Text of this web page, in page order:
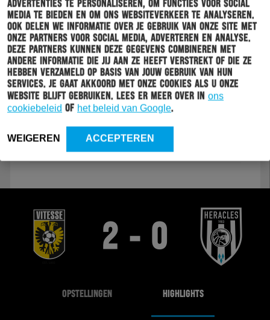
advertenties te personaliseren, om functies voor social
media te bieden en om ons websiteverkeer te analyseren.
Ook delen we informatie over je gebruik van onze site met
onze partners voor social media, adverteren en analyse.
Deze partners kunnen deze gegevens combineren met
andere informatie die jij aan ze heeft verstrekt of die ze
hebben verzameld op basis van jouw gebruik van hun
services. Je gaat akkoord met onze cookies als u onze
website blijft gebruiken. Lees er meer over in ons
cookiebeleid of het beleid van Google.
WEIGEREN ACCEPTEREN
PSV
15 Jong FC Utrecht 0
16 FC Volendam 0
17 VVV-Venlo 0
18 Ajax
TOP Oss
Roda JC
2 - 0
OPSTELLINGEN HIGHLIGHTS